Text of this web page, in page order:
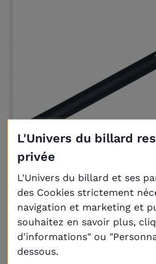
Housse rigide pour queue
29,00 €
L'Univers du billard
privée
L'Univers du billard et ses
des Cookies strictement
navigation et marketing et
souhaitez en savoir plus,
d'informations" ou
dessous.